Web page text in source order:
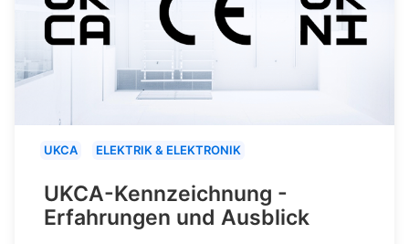
UKCA ELEKTRIK & ELEKTRONIK
UKCA-Kennzeichnung -
Erfahrungen und Ausblick